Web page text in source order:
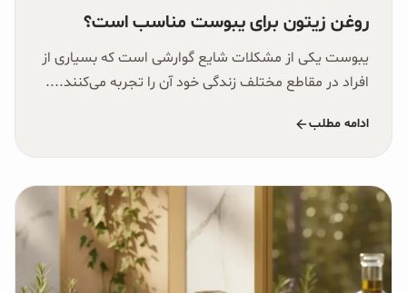
روغن زیتون برای یبوست مناسب است؟
یبوست یکی از مشکلات شایع گوارشی است که بسیاری از
افراد در مقاطع مختلف زندگی خود آن را تجربه می‌کنند....
ادامه مطلب